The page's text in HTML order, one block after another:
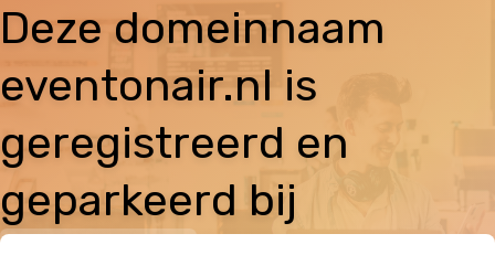
Deze domeinnaam
eventonair.nl is
geregistreerd en
geparkeerd bij